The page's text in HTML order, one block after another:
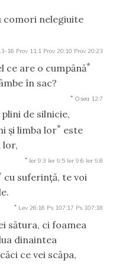
comori nelegiuite
16 Prov 11:1 Prov 20:10 Prov 20:23
ce are o cumpănă*
în sac?
* Osea 12:7
de silnicie,
şi limba lor* este
lor,
* Ier 9:3 Ier 9:5 Ier 9:6 Ier 9:8
cu suferinţă, te voi
* Lev 26:16 Ps 107:17 Ps 107:18
sătura, ci foamea
dinaintea
ce vei scăpa,